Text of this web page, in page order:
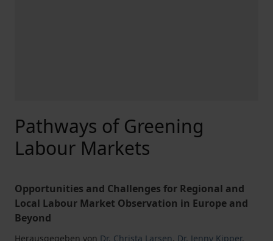
Pathways of Greening
Labour Markets
Opportunities and Challenges for Regional and
Local Labour Market Observation in Europe and
Beyond
Herausgegeben von Dr. Christa Larsen, Dr. Jenny Kipper,